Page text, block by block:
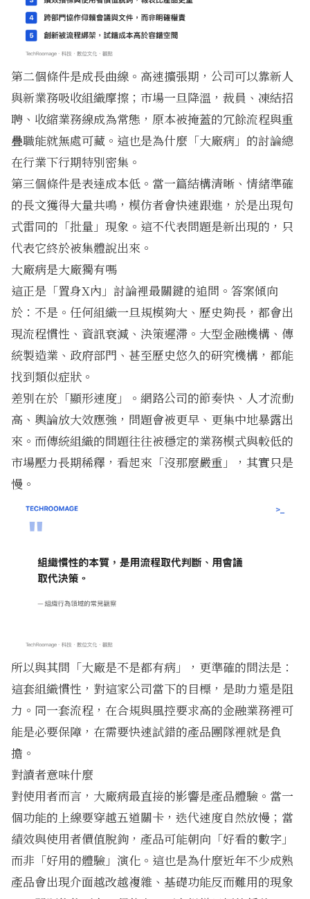
第二個條件是成長曲線。高速擴張期，公司可以靠新人
與新業務吸收組織摩擦；市場一旦降溫，裁員、凍結招
聘、收縮業務線成為常態，原本被掩蓋的冗餘流程與重
疊職能就無處可藏。這也是為什麼「大廠病」的討論總
在行業下行期特別密集。
第三個條件是表達成本低。當一篇結構清晰、情緒準確
的長文獲得大量共鳴，模仿者會快速跟進，於是出現句
式雷同的「批量」現象。這不代表問題是新出現的，只
代表它終於被集體說出來。
大廠病是大廠獨有嗎
這正是「置身X內」討論裡最關鍵的追問。答案傾向
於：不是。任何組織一旦規模夠大、歷史夠長，都會出
現流程慣性、資訊衰減、決策遲滯。大型金融機構、傳
統製造業、政府部門、甚至歷史悠久的研究機構，都能
找到類似症狀。
差別在於「顯形速度」。網路公司的節奏快、人才流動
高、輿論放大效應強，問題會被更早、更集中地暴露出
來。而傳統組織的問題往往被穩定的業務模式與較低的
市場壓力長期稀釋，看起來「沒那麼嚴重」，其實只是
慢。
所以與其問「大廠是不是都有病」，更準確的問法是：
這套組織慣性，對這家公司當下的目標，是助力還是阻
力。同一套流程，在合規與風控要求高的金融業務裡可
能是必要保障，在需要快速試錯的產品團隊裡就是負
擔。
對讀者意味什麼
對使用者而言，大廠病最直接的影響是產品體驗。當一
個功能的上線要穿越五道關卡，迭代速度自然放慢；當
績效與使用者價值脫鉤，產品可能朝向「好看的數字」
而非「好用的體驗」演化。這也是為什麼近年不少成熟
產品會出現介面越改越複雜、基礎功能反而難用的現象